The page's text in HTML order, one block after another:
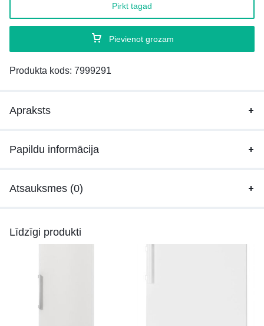
Pievienot grozam
Pirkt tagad
Produkta kods: 7999291
Apraksts
Papildu informācija
Atsauksmes (0)
Līdzīgi produkti